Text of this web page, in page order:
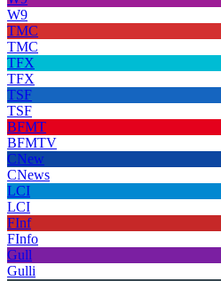
W9
TMC
TMC
TFX
TFX
TSF
TSF
BFMT
BFMTV
CNew
CNews
LCI
LCI
FInf
FInfo
Gull
Gulli